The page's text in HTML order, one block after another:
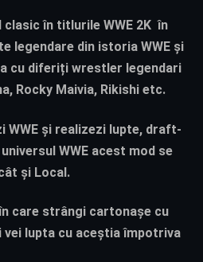
clasic în titlurile WWE 2K în
legendare din istoria WWE și
cu diferiți wrestler legendari
Rocky Maivia, Rikishi etc.
WWE și realizezi lupte, draft-
WWE acest mod se
și Local.
care strângi cartonașe cu
lupta cu aceștia împotriva